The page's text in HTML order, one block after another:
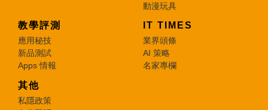
動漫玩具
教學評測
應用秘技
新品測試
Apps 情報
IT TIMES
業界頭條
AI 策略
名家專欄
其他
私隱政策